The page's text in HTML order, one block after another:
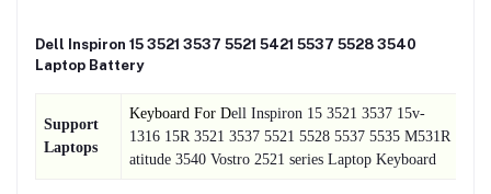
Dell Inspiron 15 3521 3537 5521 5421 5537 5528 3540
Laptop Battery
Support
Laptops
Keyboard For Dell Inspiron 15 3521 3537 15v-
1316 15R 3521 3537 5521 5528 5537 5535 M531R
atitude 3540 Vostro 2521 series Laptop Keyboard